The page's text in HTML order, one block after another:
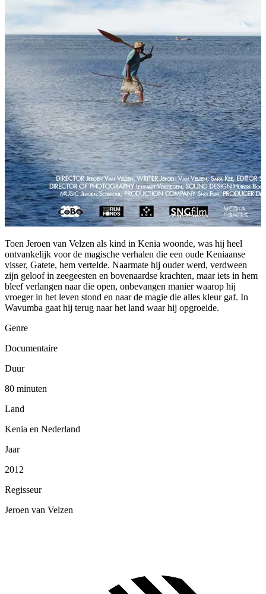
Toen Jeroen van Velzen als kind in Kenia woonde, was hij heel
ontvankelijk voor de magische verhalen die een oude Keniaanse
visser, Gatete, hem vertelde. Naarmate hij ouder werd, verdween
zijn geloof in zeegeesten en bovenaardse krachten, maar iets in hem
bleef verlangen naar die open, onbevangen manier waarop hij
vroeger in het leven stond en naar de magie die alles kleur gaf. In
Wavumba gaat hij terug naar het land waar hij opgroeide.
Genre
Documentaire
Duur
80 minuten
Land
Kenia en Nederland
Jaar
2012
Regisseur
Jeroen van Velzen